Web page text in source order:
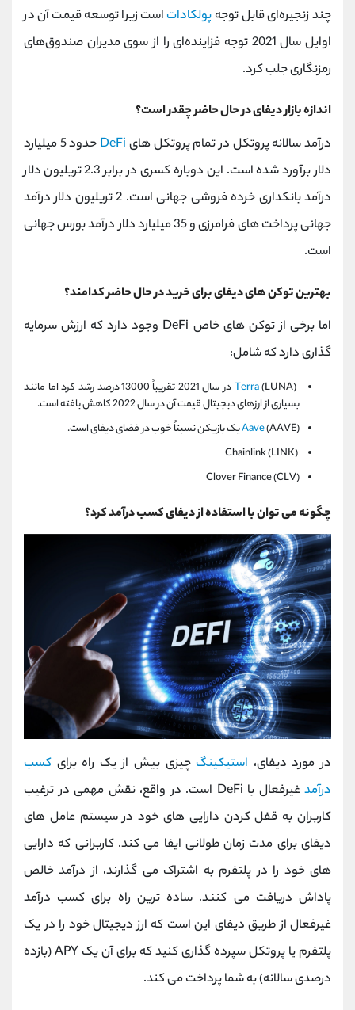
چند زنجیره‌ای قابل توجه پولکادات است زیرا توسعه قیمت آن در
اوایل سال 2021 توجه فزاینده‌ای را از سوی مدیران صندوق‌های
رمزنگاری جلب کرد.
اندازه بازار دیفای در حال حاضر چقدر است؟
درآمد سالانه پروتکل در تمام پروتکل های DeFi
حدود 5 میلیارد
دلار برآورد شده است. این دوباره کسری در برابر 2.3 تریلیون دلار
درآمد بانکداری خرده فروشی جهانی است. 2 تریلیون دلار درآمد
جهانی پرداخت های فرامرزی و 35 میلیارد دلار درآمد بورس جهانی
است.
بهترین توکن های دیفای برای خرید در حال حاضر کدامند؟
اما برخی از توکن های خاص DeFi وجود دارد که ارزش سرمایه
گذاری دارد که شامل:
Terra
(LUNA) در سال 2021 تقریباً 13000 درصد رشد کرد اما مانند
بسیاری از ارزهای دیجیتال قیمت آن در سال 2022 کاهش یافته است.
Aave(AAVE) یک بازیکن نسبتاً خوب در فضای دیفای است.
Clover Finance (CLV)
چگونه می توان با استفاده از دیفای کسب درآمد کرد؟
در مورد دیفای، استیکینگ چیزی بیش از یک راه برای کسب
درآمد
غیرفعال با DeFi است. در واقع، نقش مهمی در ترغیب
کاربران به قفل کردن دارایی های خود در سیستم عامل های
دیفای برای مدت زمان طولانی ایفا می کند. کاربرانی که دارایی
های خود را در پلتفرم به اشتراک می گذارند، از درآمد خالص
پاداش دریافت می کنند. ساده ترین راه برای کسب درآمد
غیرفعال از طریق دیفای این است که ارز دیجیتال خود را در یک
پلتفرم یا پروتکل سپرده گذاری کنید که برای آن یک APY (بازده
درصدی سالانه) به شما پرداخت می کند.